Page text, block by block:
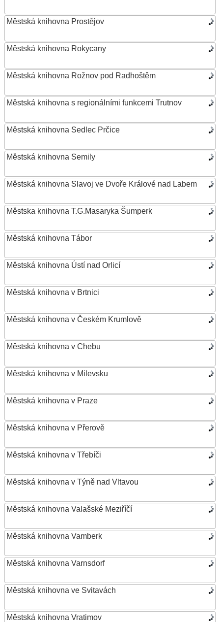
Městská knihovna Prostějov
Městská knihovna Rokycany
Městská knihovna Rožnov pod Radhoštěm
Městská knihovna s regionálními funkcemi Trutnov
Městská knihovna Sedlec Prčice
Městská knihovna Semily
Městská knihovna Slavoj ve Dvoře Králové nad Labem
Městska knihovna T.G.Masaryka Šumperk
Městská knihovna Tábor
Městská knihovna Ústí nad Orlicí
Městská knihovna v Brtnici
Městská knihovna v Českém Krumlově
Městská knihovna v Chebu
Městská knihovna v Milevsku
Městská knihovna v Praze
Městská knihovna v Přerově
Městská knihovna v Třebíči
Městská knihovna v Týně nad Vltavou
Městská knihovna Valašské Meziříčí
Městská knihovna Vamberk
Městská knihovna Varnsdorf
Městská knihovna ve Svitavách
Městská knihovna Vratimov